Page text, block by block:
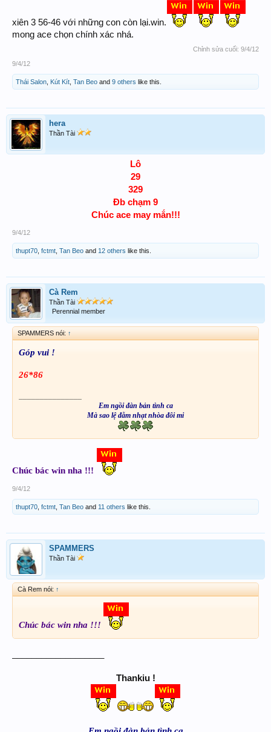
xiên 3 56-46 với những con còn lại.win.
mong ace chọn chính xác nhá.
Chỉnh sửa cuối: 9/4/12
9/4/12
Thái Salon Kút Kít Tan Beo and 9 others like this.
hera
Thần Tài
Lô
29
329
Đb chạm 9
Chúc ace may mắn!!!
9/4/12
thupt70 fctmt Tan Beo and 12 others like this.
Cà Rem
Thần Tài
Perennial member
SPAMMERS nói: ↑
Góp vui !
26*86
Em ngồi đàn bản tình ca
Mà sao lệ đẫm nhạt nhòa đôi mi
Chúc bác win nha !!!
9/4/12
thupt70 fctmt Tan Beo and 11 others like this.
SPAMMERS
Thần Tài
Cà Rem nói: ↑
Chúc bác win nha !!!
Thankiu !